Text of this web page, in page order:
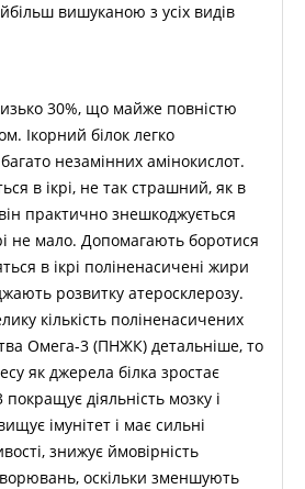
вишуканою з усіх видів
30%, що майже повністю
Ікорний білок легко
незамінних амінокислот.
в ікрі, не так страшний, як в
практично знешкоджується
не мало. Допомагають боротися
в ікрі поліненасичені жири
розвитку атеросклерозу.
кількість поліненасичених
Омега-3 (ПНЖК) детальніше, то
як джерела білка зростає
діяльність мозку і
імунітет і має сильні
знижує ймовірність
оскільки зменшують